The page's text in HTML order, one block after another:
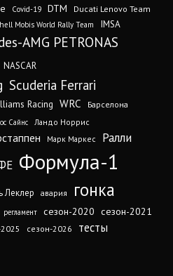
Covid-19 DTM Ducati Lenovo Team
Mobis World Rally Team IMSA
AMG PETRONAS
NASCAR
Scuderia Ferrari
Racing WRC
Барселона
Сайнс Ландо Норрис
Марк Маркес Ралли
Формула-1
Леклер авария гонка
регламент сезон-2020 сезон-2021
сезон-2026 тесты